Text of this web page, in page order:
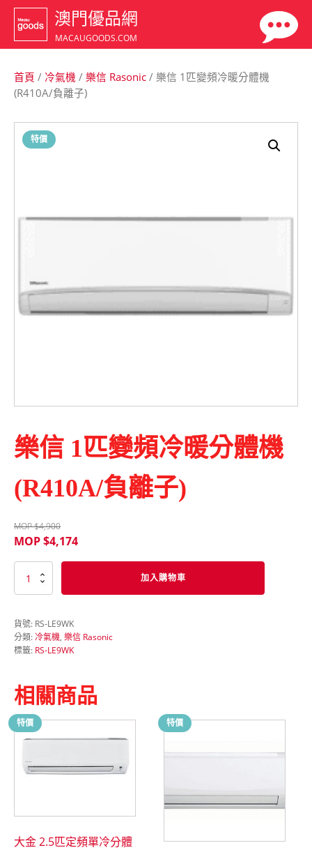
澳門優品網
MACAUGOODS.COM
首頁 / 冷氣機 / 樂信 Rasonic / 樂信 1匹變頻冷暖分體機
(R410A/負離子)
特價
樂信 1匹變頻冷暖分體機
(R410A/負離子)
MOP $4,900
MOP $4,174
變
頻
冷
體
機
(R410A/
負
加入購物車
貨號: RS-LE9WK
分類:冷氣機, 樂信 Rasonic
標籤: RS-LE9WK
相關商品
特價
大金 2.5匹定頻單冷分體
特價